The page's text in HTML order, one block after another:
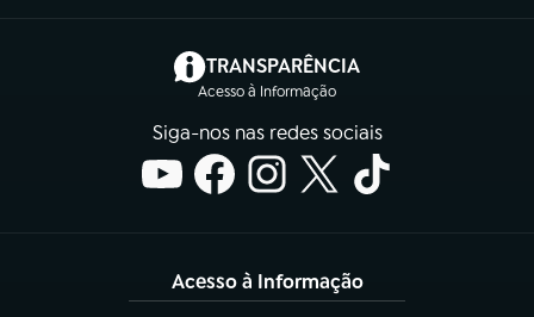
TRANSPARÊNCIA
Acesso à Informação
(abre em nova aba)
Siga-nos nas redes sociais
Acesso à Informação